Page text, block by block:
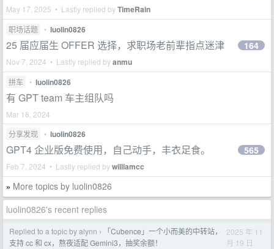
May 17, 2025 • Lastly replied byTimeRain
职场话题 • luolin0826
25 届应届生 OFFER 选择，求职场老前辈指点迷津
Nov 7, 2024 • Lastly replied byanmu
164
拼车 • luolin0826
有 GPT team 车主组队吗
Mar 16, 2024
分享发现
• luolin0826
GPT4 企业版免费使用，自己动手，丰衣足食。
Feb 7, 2024 • Lastly replied bywilliamcc
565
» More topics by luolin0826
luolin0826's recent replies
Replied to a topic by alynn ›
「Cubence」一个小而美的中转站，
支持 cc 和 cx，熬夜适配 Gemini3，抽奖余额！
2025 年 11
月 19 日